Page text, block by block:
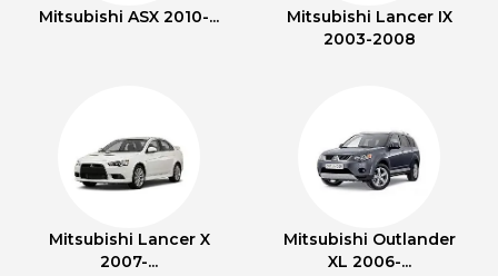
Mitsubishi ASX 2010-...
Mitsubishi Lancer IX
2003-2008
Mitsubishi Lancer X
2007-...
Mitsubishi Outlander
XL 2006-...